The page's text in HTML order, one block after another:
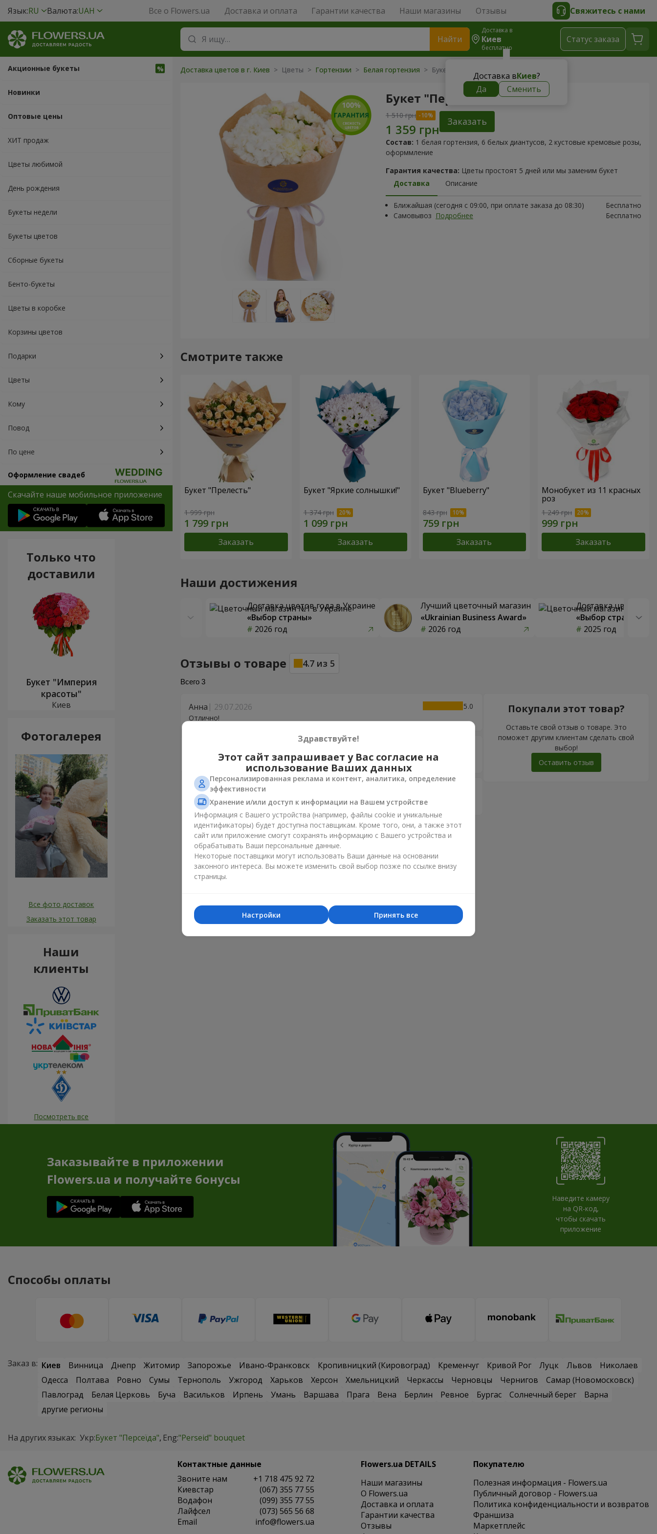
Язык:RU Валюта:UAH Все о Flowers.ua Доставка и оплата Гарантии качества Наши магазины Отзывы Свяжитесь с нами
Найти
Доставка в
Киев
бесплатно
Доставка вКиев?
Да
Сменить
Cтатус заказа
Акционные букеты
Новинки
Оптовые цены
ХИТ продаж
Цветы любимой
День рождения
Букеты недели
Букеты цветов
Сборные букеты
Бенто-букеты
Цветы в коробке
Корзины цветов
Подарки
Цветы
Кому
Повод
По цене
Оформление свадеб
Скачайте наше мобильное приложение
Доставка цветов в г. Киев > Цветы > Гортензии > Белая гортензия > Букет "Персеида"
Букет "Персеида"
1 510 грн
Заказать
Состав: 1 белая гортензия, 6 белых диантусов, 2 кустовые кремовые розы,
оформмление
Гарантия качества: Цветы простоят 5 дней или мы заменим букет
Доставка
Описание
Ближайшая (сегодня с 09:00, при оплате заказа до 08:30)
Бесплатно
Самовывоз Подробнее Бесплатно
Смотрите также
Букет "Прелесть"
1 999 грн
Заказать
Букет "Яркие солнышки!"
1 374 грн
Заказать
Букет "Blueberry"
843 грн
Заказать
Монобукет из 11 красных
роз
1 249 грн
Заказать
Наши достижения
Доставка цветов года в Украине
«Выбор страны»
2026 год
Лучший цветочный магазин
«Ukrainian Business Award»
2026 год
Доставка цветов
«Выбор страны»
2025 год
Отзывы о товаре 4.7 из 5
Всего 3
Анна 29.07.2026
5
Отлично!
Ірина 14.07.2026
Дякую за супер швидку доставку!Квіти свіжі все чудово)
Покупали этот товар?
Оставьте свой отзыв о товаре. Это
поможет другим клиентам сделать свой
выбор!
Оставить отзыв
Только что
доставили
Букет "Империя
красоты"
Киев
Фотогалерея
Все фото доставок
Заказать этот товар
Наши
клиенты
Посмотреть все
Заказывайте в приложении
Flowers.ua и получайте бонусы
Наведите камеру
на QR-код,
чтобы скачать
приложение
Способы оплаты
Заказ в: Киев Винница Днепр Житомир Запорожье Ивано-Франковск Кропивницкий (Кировоград) Кременчуг Кривой Рог Луцк Львов
Николаев
Одесса
Полтава Ровно Сумы Тернополь Ужгород Харьков Херсон Хмельницкий Черкассы Черновцы Чернигов
Самар (Новомосковск)
Павлоград
Белая Церковь Буча Васильков Ирпень Умань Варшава Прага Вена Берлин Ревное Бургас Солнечный берег
Варна
другие регионы
На других языках: Укр:Букет "Персеїда" Eng:"Perseid" bouquet
Контактные данные
Звоните нам
+1 718 475 92 72
Киевстар
(067) 355 77 55
Водафон
(099) 355 77 55
Лайфсел
(073) 565 56 68
Email
info@flowers.ua
Flowers.ua DETAILS
Наши магазины
O Flowers.ua
Доставка и оплата
Гарантии качества
Отзывы
Покупателю
Полезная информация - Flowers.ua
Публичный договор - Flowers.ua
Политика конфиденциальности и возвратов
Франшиза
Маркетплейс
Здравствуйте!
Этот сайт запрашивает у Вас согласие на
использование Ваших данных
Персонализированная реклама и контент, аналитика, определение
эффективности
Хранение и/или доступ к информации на Вашем устройстве
Информация с Вашего устройства (например, файлы cookie и уникальные
идентификаторы) будет доступна поставщикам. Кроме того, они, а также этот
сайт или приложение смогут сохранять информацию с Вашего устройства и
обрабатывать Ваши персональные данные.
Некоторые поставщики могут использовать Ваши данные на основании
законного интереса. Вы можете изменить свой выбор позже по ссылке внизу
страницы.
Принять все
Настройки